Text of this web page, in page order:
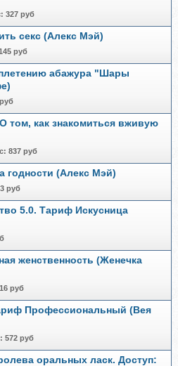
327 руб
секс (Алекс Мэй)
руб
абажура "Шары
том, как знакомиться вживую
837 руб
годности (Алекс Мэй)
руб
5.0. Тариф Искусница
женственность (Женечка
руб
Профессиональный (Вея
572 руб
оральных ласк. Доступ: